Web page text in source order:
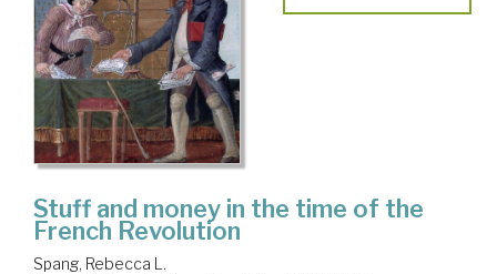
Stuff and money in the time of the
French Revolution
Spang, Rebecca L.